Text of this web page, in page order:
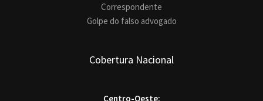
Correspondente
Golpe do falso advogado
Cobertura Nacional
Centro-Oeste: